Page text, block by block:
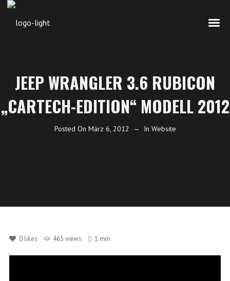
JEEP WRANGLER 3.6 RUBICON
„CARTECH-EDITION“ MODELL 2012
Posted On März 6, 2012 In Website
0 likes 465 views 1 min